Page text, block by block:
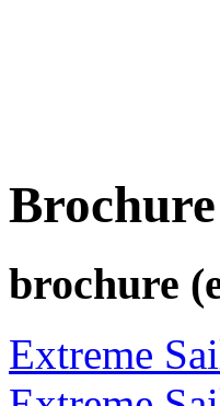
brochure
Extreme